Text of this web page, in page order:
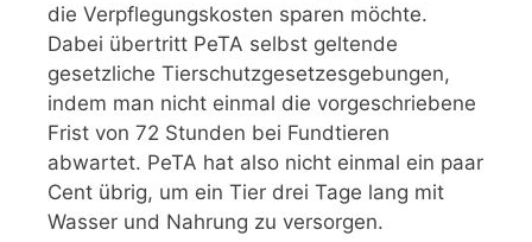
die Verpflegungskosten sparen möchte.
Dabei übertritt PeTA selbst geltende
gesetzliche Tierschutzgesetzesgebungen,
indem man nicht einmal die vorgeschriebene
Frist von 72 Stunden bei Fundtieren
abwartet. PeTA hat also nicht einmal ein paar
Cent übrig, um ein Tier drei Tage lang mit
Wasser und Nahrung zu versorgen.